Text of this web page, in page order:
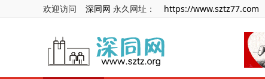
欢迎访问 深同网 永久网址： https://www.sztz77.com